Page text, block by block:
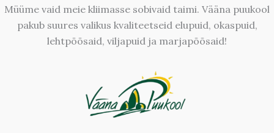
Müüme vaid meie kliimasse sobivaid taimi. Vääna puukool
pakub suures valikus kvaliteetseid elupuid, okaspuid,
lehtpõõsaid, viljapuid ja marjapõõsaid!